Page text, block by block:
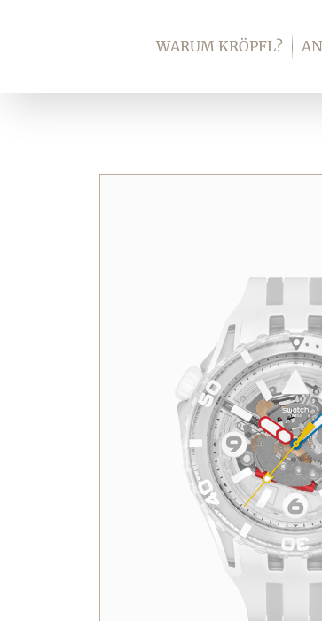
WARUM KRÖPFL?